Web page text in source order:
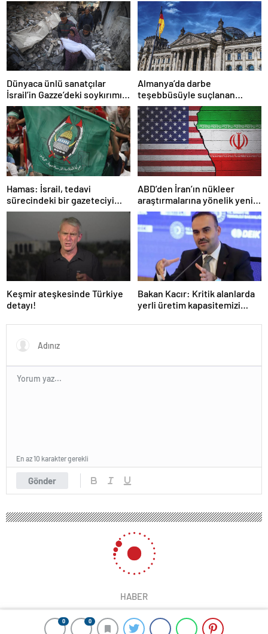
0 0
Dünyaca ünlü sanatçılar
İsrail’in Gazze’deki soykırımını
kınadı
Almanya’da darbe
teşebbüsüyle suçlanan
örgüte ait dernek yasaklandı
Hamas: İsrail, tedavi
sürecindeki bir gazeteciyi
öldürerek savaş suçu
ABD’den İran’ın nükleer
araştırmalarına yönelik yeni
yaptırımlar
Keşmir ateşkesinde Türkiye
detayı!
Bakan Kacır: Kritik alanlarda
yerli üretim kapasitemizi
Gönder
En az 10 karakter gerekli
HABER